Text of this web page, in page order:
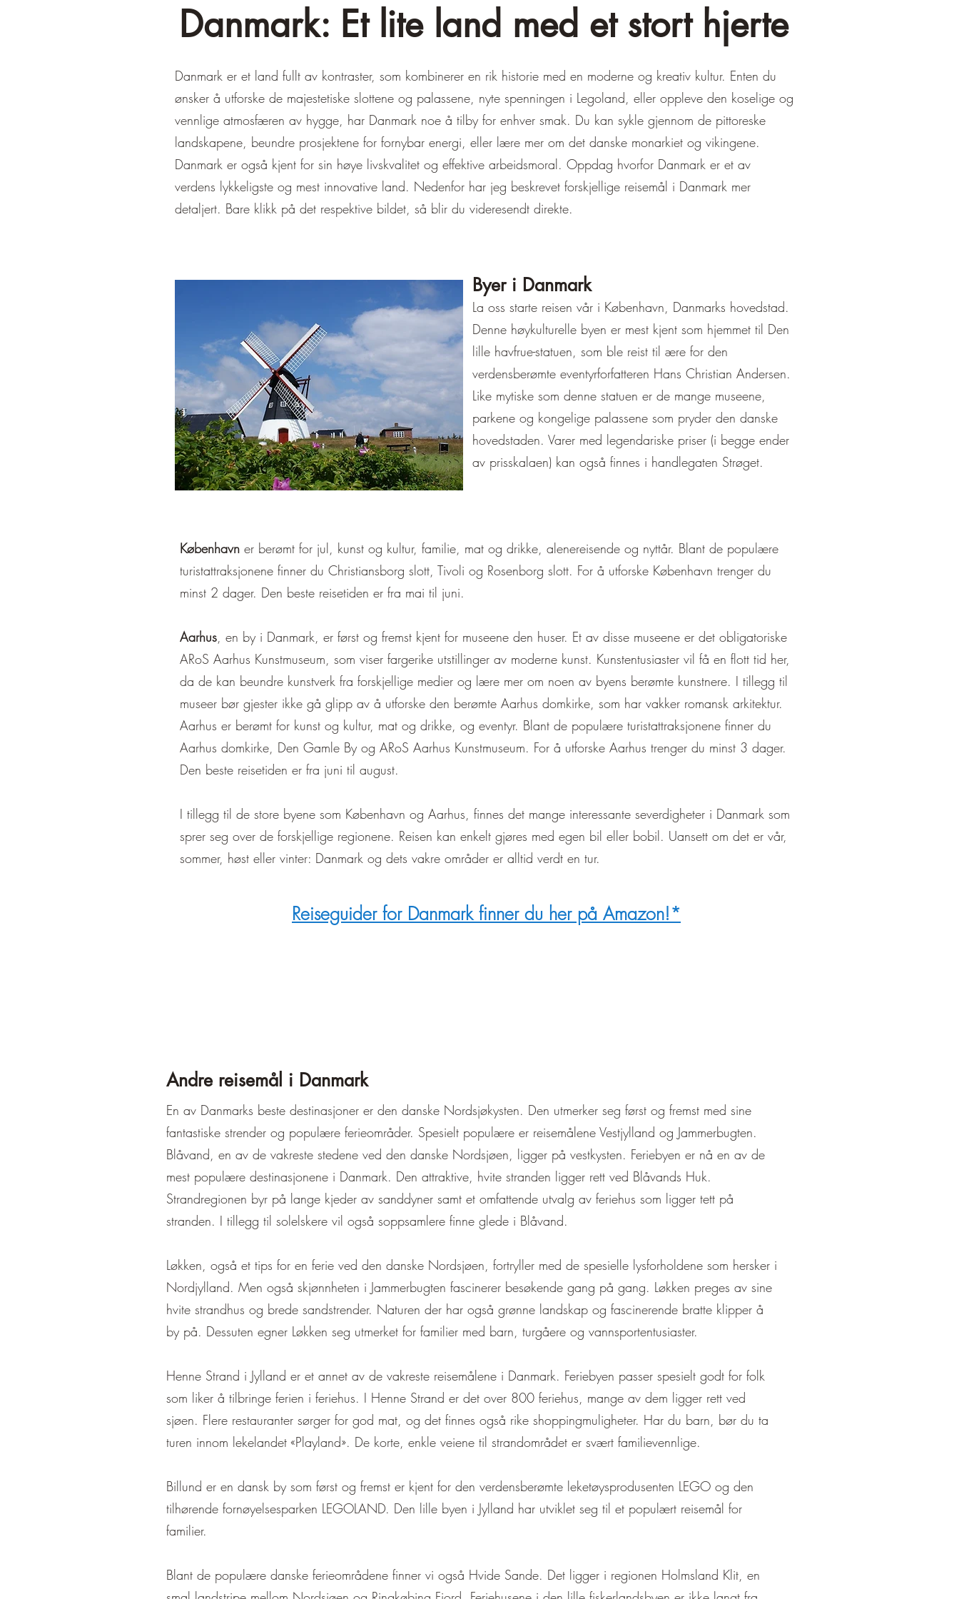
–¡
Danmark: Et lite land med et stort hjerte
Danmark er et land fullt av kontraster, som kombinerer en rik historie med en moderne og kreativ kultur. Enten du
ønsker å utforske de majestetiske slottene og palassene, nyte spenningen i Legoland, eller oppleve den koselige og
vennlige atmosfæren av hygge, har Danmark noe å tilby for enhver smak. Du kan sykle gjennom de pittoreske
landskapene, beundre prosjektene for fornybar energi, eller lære mer om det danske monarkiet og vikingene.
Danmark er også kjent for sin høye livskvalitet og effektive arbeidsmoral. Oppdag hvorfor Danmark er et av
verdens lykkeligste og mest innovative land. Nedenfor har jeg beskrevet forskjellige reisemål i Danmark mer
detaljert. Bare klikk på det respektive bildet, så blir du videresendt direkte.
Byer i Danmark
La oss starte reisen vår i København, Danmarks hovedstad.
Denne høykulturelle byen er mest kjent som hjemmet til Den
lille havfrue-statuen, som ble reist til ære for den
verdensberømte eventyrforfatteren Hans Christian Andersen.
Like mytiske som denne statuen er de mange museene,
parkene og kongelige palassene som pryder den danske
hovedstaden. Varer med legendariske priser (i begge ender
av prisskalaen) kan også finnes i handlegaten Strøget.
København er berømt for jul, kunst og kultur, familie, mat og drikke, alenereisende og nyttår. Blant de populære
turistattraksjonene finner du Christiansborg slott, Tivoli og Rosenborg slott. For å utforske København trenger du
minst 2 dager. Den beste reisetiden er fra mai til juni.
Aarhus, en by i Danmark, er først og fremst kjent for museene den huser. Et av disse museene er det obligatoriske
ARoS Aarhus Kunstmuseum, som viser fargerike utstillinger av moderne kunst. Kunstentusiaster vil få en flott tid her,
da de kan beundre kunstverk fra forskjellige medier og lære mer om noen av byens berømte kunstnere. I tillegg til
museer bør gjester ikke gå glipp av å utforske den berømte Aarhus domkirke, som har vakker romansk arkitektur.
Aarhus er berømt for kunst og kultur, mat og drikke, og eventyr. Blant de populære turistattraksjonene finner du
Aarhus domkirke, Den Gamle By og ARoS Aarhus Kunstmuseum. For å utforske Aarhus trenger du minst 3 dager.
Den beste reisetiden er fra juni til august.
I tillegg til de store byene som København og Aarhus, finnes det mange interessante severdigheter i Danmark som
sprer seg over de forskjellige regionene. Reisen kan enkelt gjøres med egen bil eller bobil. Uansett om det er vår,
sommer, høst eller vinter: Danmark og dets vakre områder er alltid verdt en tur.
Reiseguider for Danmark finner du her på Amazon!*
Andre reisemål i Danmark
En av Danmarks beste destinasjoner er den danske Nordsjøkysten. Den utmerker seg først og fremst med sine
fantastiske strender og populære ferieområder. Spesielt populære er reisemålene Vestjylland og Jammerbugten.
Blåvand, en av de vakreste stedene ved den danske Nordsjøen, ligger på vestkysten. Feriebyen er nå en av de
mest populære destinasjonene i Danmark. Den attraktive, hvite stranden ligger rett ved Blåvands Huk.
Strandregionen byr på lange kjeder av sanddyner samt et omfattende utvalg av feriehus som ligger tett på
stranden. I tillegg til solelskere vil også soppsamlere finne glede i Blåvand.
Løkken, også et tips for en ferie ved den danske Nordsjøen, fortryller med de spesielle lysforholdene som hersker i
Nordjylland. Men også skjønnheten i Jammerbugten fascinerer besøkende gang på gang. Løkken preges av sine
hvite strandhus og brede sandstrender. Naturen der har også grønne landskap og fascinerende bratte klipper å
by på. Dessuten egner Løkken seg utmerket for familier med barn, turgåere og vannsportentusiaster.
Henne Strand i Jylland er et annet av de vakreste reisemålene i Danmark. Feriebyen passer spesielt godt for folk
som liker å tilbringe ferien i feriehus. I Henne Strand er det over 800 feriehus, mange av dem ligger rett ved
sjøen. Flere restauranter sørger for god mat, og det finnes også rike shoppingmuligheter. Har du barn, bør du ta
turen innom lekelandet «Playland». De korte, enkle veiene til strandområdet er svært familievennlige.
Billund er en dansk by som først og fremst er kjent for den verdensberømte leketøysprodusenten LEGO og den
tilhørende fornøyelsesparken LEGOLAND. Den lille byen i Jylland har utviklet seg til et populært reisemål for
familier.
Blant de populære danske ferieområdene finner vi også Hvide Sande. Det ligger i regionen Holmsland Klit, en